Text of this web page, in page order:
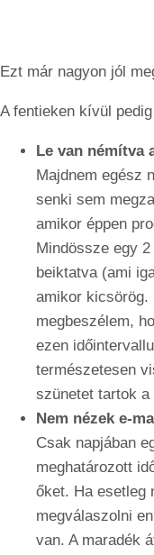
Ezt már nagyon jól
A fentieken kívül
Le van némítva
Majdnem egész
senki sem
amikor éppen
Mindössze egy
beiktatva (ami
amikor kicsörög.
megbeszélem,
ezen
természetesen
szünetet tartok a
Nem nézek e-
Csak napjában
meghatározott
őket. Ha esetleg
megválaszolni
van. A maradék